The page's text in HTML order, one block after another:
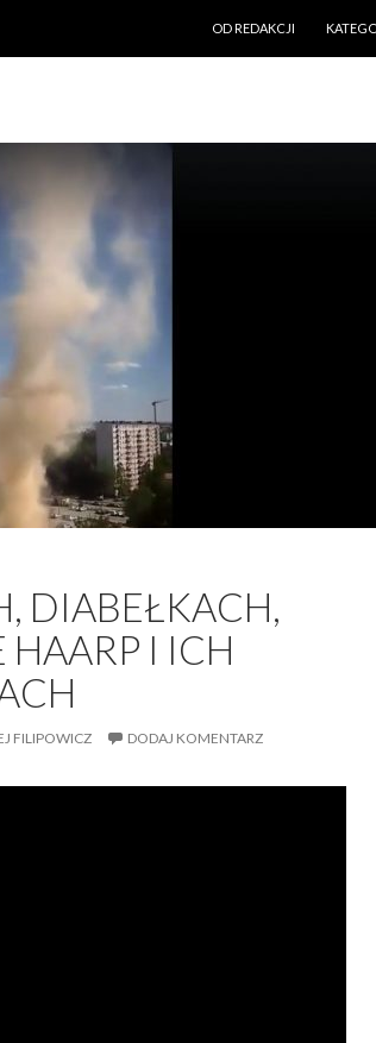
OD REDAKCJI
DIABEŁKACH,
HAARP I ICH
FILIPOWICZ DODAJ KOMENTARZ